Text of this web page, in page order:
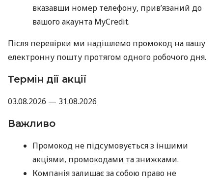
вказавши номер телефону, прив’язаний до
вашого акаунта MyCredit.
Після перевірки ми надішлемо промокод на вашу
електронну пошту протягом одного робочого дня.
Термін дії акції
03.08.2026 — 31.08.2026
Важливо
Промокод не підсумовується з іншими
акціями, промокодами та знижками.
Компанія залишає за собою право не